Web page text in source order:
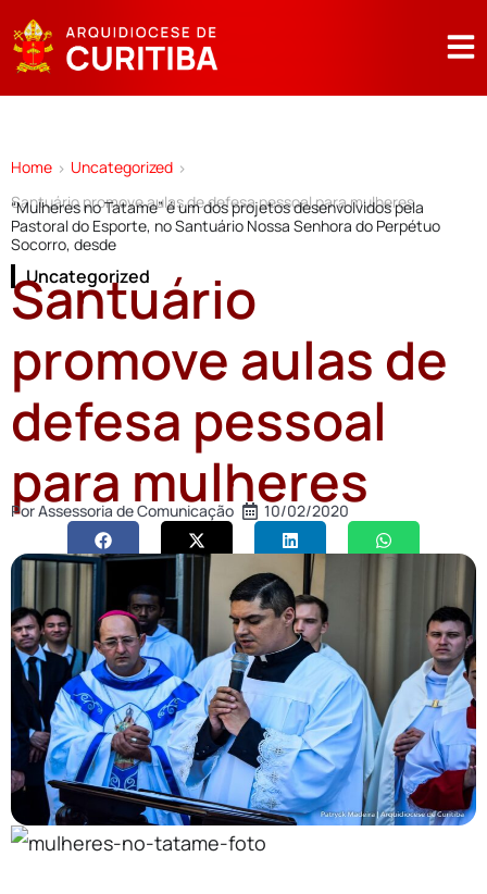
Home > Uncategorized >
Santuário promove aulas de defesa pessoal para mulheres
“Mulheres no Tatame” é um dos projetos desenvolvidos pela
Pastoral do Esporte, no Santuário Nossa Senhora do Perpétuo
Socorro, desde
Uncategorized
Santuário
promove aulas de
defesa pessoal
para mulheres
PorAssessoria de Comunicação 10/02/2020